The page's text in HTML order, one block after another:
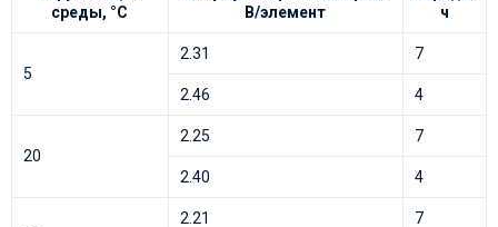
среды, °С
В/элемент
ч
5
2.31 7
2.46 4
20
2.25 7
2.40 4
2.21 7